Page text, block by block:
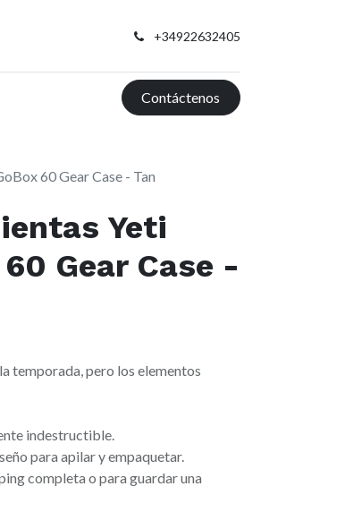
+34922632405
Contáctenos
60 Gear Case - Tan
Yeti
Gear Case -
temporada, pero los elementos
indestructible.
para apilar y empaquetar.
completa o para guardar una